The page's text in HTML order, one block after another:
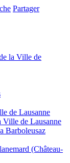
Partager
la Ville de
de Lausanne
Ville de Lausanne
Barboleusaz
(Château-